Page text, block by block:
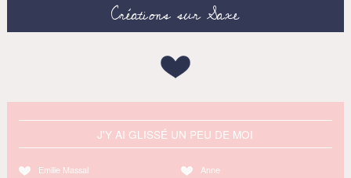
Créations sur Saxe
J'Y AI GLISSÉ UN PEU DE MOI
Emilie Massal
Anne